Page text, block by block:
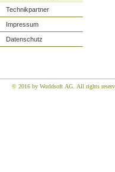
Technikpartner
Impressum
Datenschutz
© 2016 by Worldsoft AG. All rights